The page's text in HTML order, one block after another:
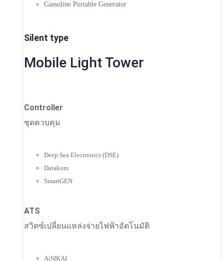
Gassoline Portable Generator
Silent type
Mobile Light Tower
Controller
ชุดควบคุม
Deep Sea Electronics (DSE)
Datakom
SmartGEN
ATS
สวิตซ์เปลี่ยนแหล่งจ่ายไฟฟ้าอัตโนมัติ
AiSIKAI